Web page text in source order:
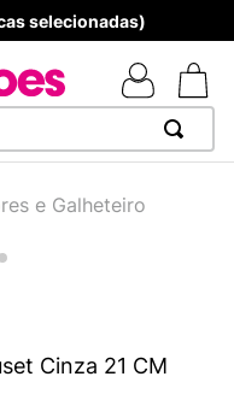
selecionadas)
e Galheteiro
Cinza 21 CM